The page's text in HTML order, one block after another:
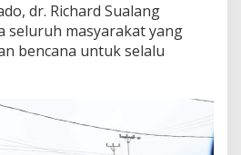
dr. Richard Sualang
seluruh masyarakat yang
bencana untuk selalu